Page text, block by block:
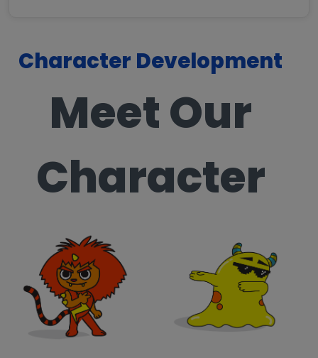
Character Development
Meet Our
Character